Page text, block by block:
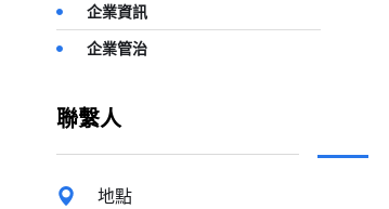
企業資訊
企業管治
聯繫人
地點